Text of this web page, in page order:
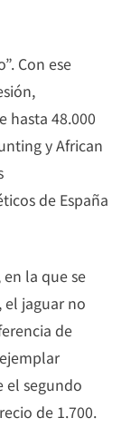
Con ese
hasta 48.000
y African
de España
la que se
el jaguar no
de
el segundo
de 1.700.